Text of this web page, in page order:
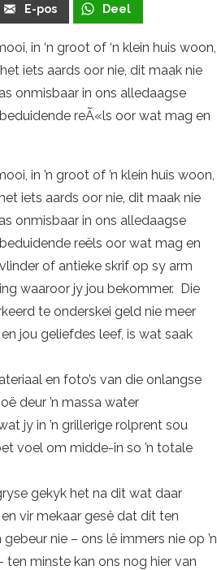
E-pos Deel
in ‘n groot of ‘n klein huis woon,
iets aards oor nie, dit maak nie
onmisbaar in ons alledaagse
reÃ«ls oor wat mag en
in ’n groot of ’n klein huis woon,
iets aards oor nie, dit maak nie
onmisbaar in ons alledaagse
reëls oor wat mag en
of antieke skrif op sy arm
waaroor jy jou bekommer. Die
te onderskei geld nie meer
jou geliefdes leef, is wat saak
en foto’s van die onlangse
deur ’n massa water
jy in ’n grillerige rolprent sou
voel om midde-in so ’n totale
gekyk het na dit wat daar
vir mekaar gesê dat dít ten
nie – ons lê immers nie op ’n
ten minste kan ons nog hier van